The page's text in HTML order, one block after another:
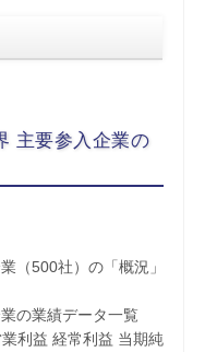
主要参入企業の
（500社）の「概況」
の業績データ一覧
利益 経常利益 当期純